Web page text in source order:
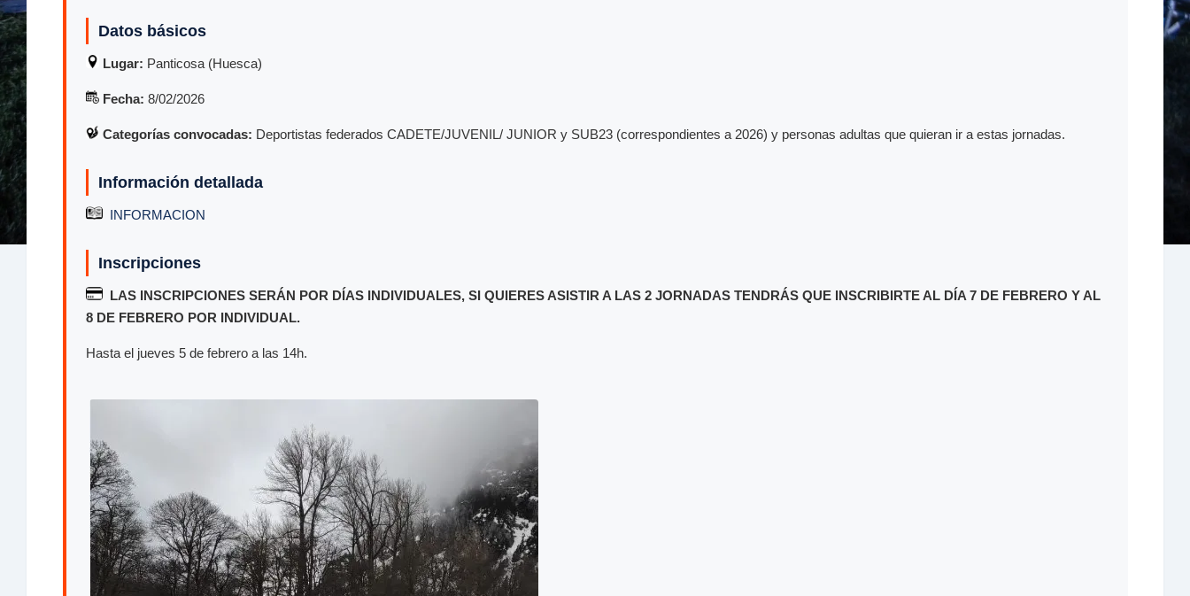
Datos básicos
Lugar: Panticosa (Huesca)
Fecha: 8/02/2026
Categorías convocadas: Deportistas federados CADETE/JUVENIL/ JUNIOR y SUB23 (correspondientes a 2026) y personas adultas que quieran ir a estas jornadas.
Información detallada
INFORMACION
Inscripciones
LAS INSCRIPCIONES SERÁN POR DÍAS INDIVIDUALES, SI QUIERES ASISTIR A LAS 2 JORNADAS TENDRÁS QUE INSCRIBIRTE AL DÍA 7 DE FEBRERO Y AL
8 DE FEBRERO POR INDIVIDUAL.
Hasta el jueves 5 de febrero a las 14h.